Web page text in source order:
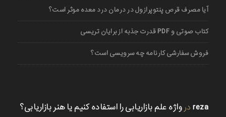
آیا مصرف قرص پنتوپرازول در درمان درد معده موثر است؟
کتاب صوتی و PDF قدرت جذبه از برایان تریسی
فروش سفارشی کارنامه چه سرویسی است؟
reza در واژه علم بازاریابی را استفاده کنیم یا هنر بازاریابی؟